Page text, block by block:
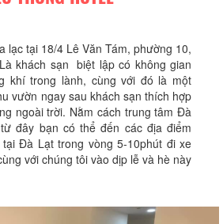
lạc tại 18/4 Lê Văn Tám, phường 10,
khách sạn biệt lập có không gian
khí trong lành, cùng với đó là một
vườn ngay sau khách sạn thích hợp
ngoài trời. Nằm cách trung tâm Đà
đây bạn có thể đến các địa điểm
Đà Lạt trong vòng 5-10phút đi xe
với chúng tôi vào dịp lễ và hè này